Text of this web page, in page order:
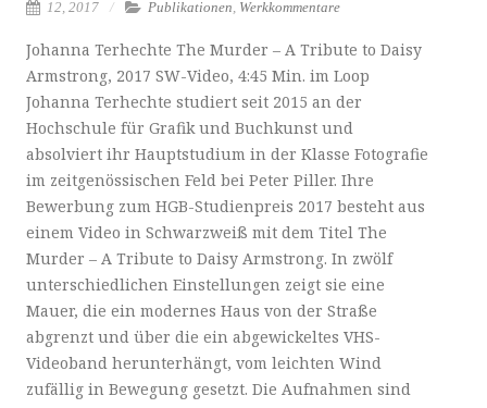
12, 2017 Publikationen Werkkommentare
Johanna Terhechte The Murder – A Tribute to Daisy
Armstrong, 2017 SW-Video, 4:45 Min. im Loop
Johanna Terhechte studiert seit 2015 an der
Hochschule für Grafik und Buchkunst und
absolviert ihr Hauptstudium in der Klasse Fotografie
im zeitgenössischen Feld bei Peter Piller. Ihre
Bewerbung zum HGB-Studienpreis 2017 besteht aus
einem Video in Schwarzweiß mit dem Titel The
Murder – A Tribute to Daisy Armstrong. In zwölf
unterschiedlichen Einstellungen zeigt sie eine
Mauer, die ein modernes Haus von der Straße
abgrenzt und über die ein abgewickeltes VHS-
Videoband herunterhängt, vom leichten Wind
zufällig in Bewegung gesetzt. Die Aufnahmen sind